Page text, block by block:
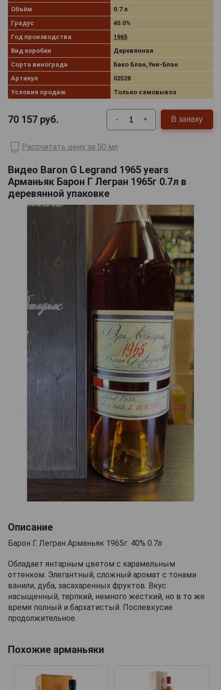
Объём
0.7 л
Градус
40.0%
Год производства
1965
Вид коробки
Деревянная
Сорта винограда
Бако Блан,Уни-Блан
Артикул
02528
Условия продаж
Только самовывоз
70 157 руб. - + В заявку
Рассчитать цену за 50 мл
Видео Baron G Legrand 1965 years
Арманьяк Барон Г Легран 1965г 0.7л в
деревянной упаковке
Описание
Барон Г. Легран Арманьяк 1965г. 40% 0.7л
Обладает янтарным цветом c карамельным
оттенком. Элегантный, сложный аромат с тонами
ванили, дуба, засахаренных фруктов. Вкус
насыщенный, терпкий, немного жесткий, но в то же
время полный и бархатистый. Послевкусие
продолжительное.
Похожие арманьяки